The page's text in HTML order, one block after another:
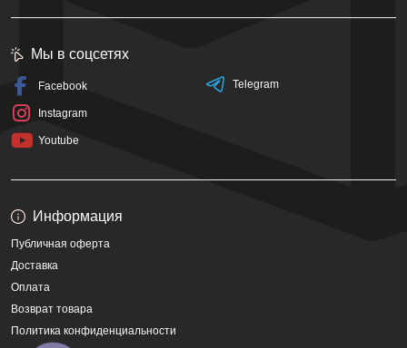
Информация
Публичная оферта
Доставка
Оплата
Возврат товара
Политика конфиденциальности
Мы в соцсетях
Facebook
Instagram
Youtube
Telegram